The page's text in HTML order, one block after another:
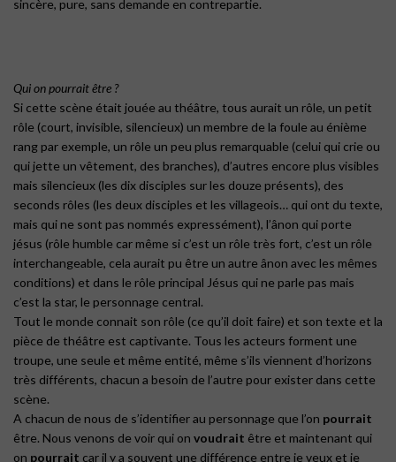
sincère, pure, sans demande en contrepartie.
Qui on pourrait être ?
Si cette scène était jouée au théâtre, tous aurait un rôle, un petit
rôle (court, invisible, silencieux) un membre de la foule au énième
rang par exemple, un rôle un peu plus remarquable (celui qui crie ou
qui jette un vêtement, des branches), d’autres encore plus visibles
mais silencieux (les dix disciples sur les douze présents), des
seconds rôles (les deux disciples et les villageois… qui ont du texte,
mais qui ne sont pas nommés expressément), l’ânon qui porte
jésus (rôle humble car même si c’est un rôle très fort, c’est un rôle
interchangeable, cela aurait pu être un autre ânon avec les mêmes
conditions) et dans le rôle principal Jésus qui ne parle pas mais
c’est la star, le personnage central.
Tout le monde connait son rôle (ce qu’il doit faire) et son texte et la
pièce de théâtre est captivante. Tous les acteurs forment une
troupe, une seule et même entité, même s’ils viennent d’horizons
très différents, chacun a besoin de l’autre pour exister dans cette
scène.
A chacun de nous de s’identifier au personnage que l’on pourrait
être. Nous venons de voir qui on voudrait être et maintenant qui
on pourrait car il y a souvent une différence entre je veux et je